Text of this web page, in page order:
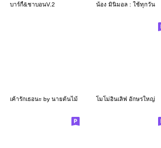
บาร์กี้&ชาบอนV.2 น้อง มินิมอล : ใช้ทุกวัน
เค้ารักเธอนะ by นายต้นไม้ โมโม่อินเลิฟ อักษรใหญ่